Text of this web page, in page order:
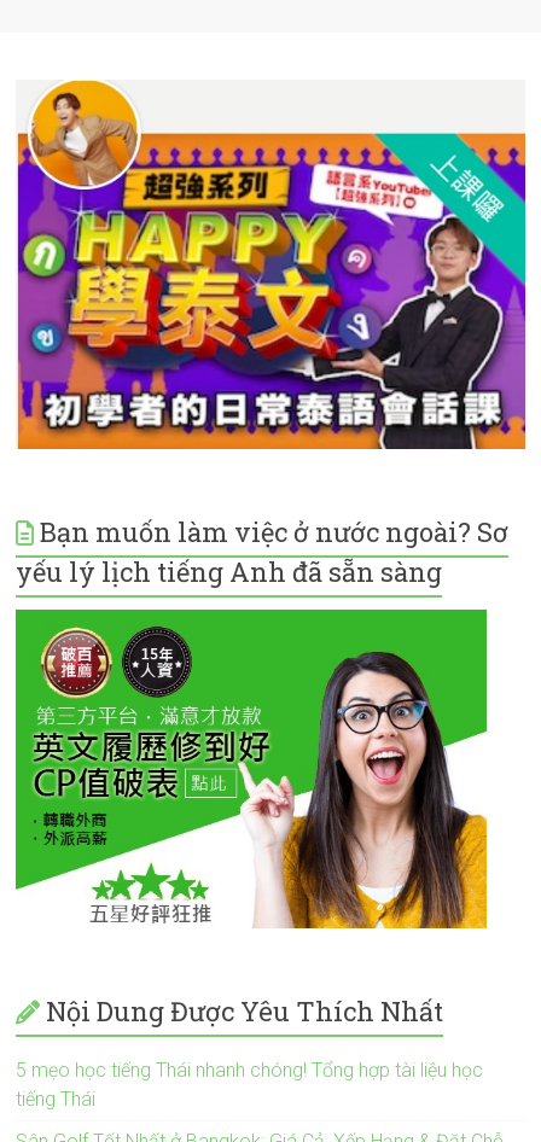
Bạn muốn làm việc ở nước ngoài? Sơ
yếu lý lịch tiếng Anh đã sẵn sàng
Nội Dung Được Yêu Thích Nhất
5 mẹo học tiếng Thái nhanh chóng! Tổng hợp tài liệu học
tiếng Thái